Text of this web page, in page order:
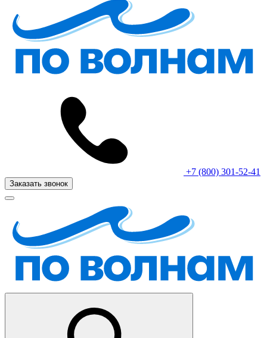
+7 (800) 301-52-41
Заказать звонок